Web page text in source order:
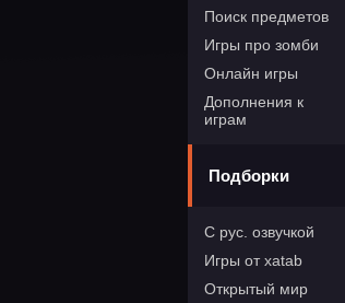
Поиск предметов
Игры про зомби
Онлайн игры
Дополнения к
играм
Подборки
С рус. озвучкой
Игры от xatab
Открытый мир